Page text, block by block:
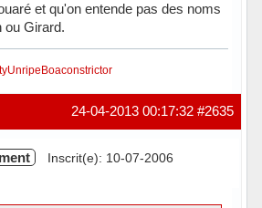
et qu'on entende pas des noms
ou Girard.
#2635
24-04-2013 00:17:32
Inscrit(e): 10-07-2006